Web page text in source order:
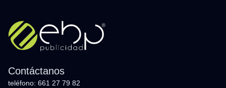
Contáctanos
teléfono: 661 27 79 82